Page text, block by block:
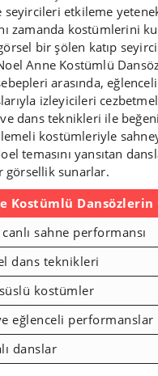
seyircileri etkileme
zamanda kostümlerini
bir şölen katıp
Anne Kostümlü
arasında, eğlenceli
izleyicileri
dans teknikleri ile
kostümleriyle
temasını yansıtan
görsellik sunarlar.
Kostümlü
sahne performansı
dans teknikleri
kostümler
eğlenceli performanslar
danslar